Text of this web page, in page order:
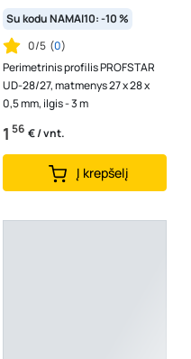
Su kodu NAMAI10: -10 %
0/5 (0)
Perimetrinis profilis PROFSTAR
UD-28/27, matmenys 27 x 28 x
0,5 mm, ilgis - 3 m
1 56 € / vnt.
Į krepšelį